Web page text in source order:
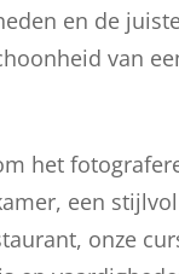
en de
van
het
een
onze